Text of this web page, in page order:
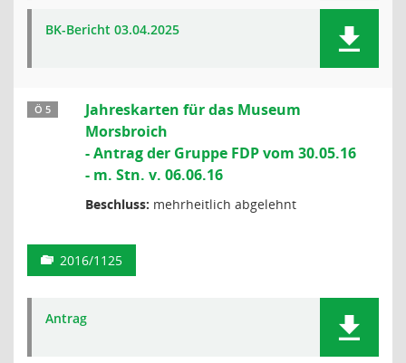
BK-Bericht 03.04.2025
Ö 5
Jahreskarten für das Museum
Morsbroich
- Antrag der Gruppe FDP vom 30.05.16
- m. Stn. v. 06.06.16
Beschluss: mehrheitlich abgelehnt
2016/1125
Antrag